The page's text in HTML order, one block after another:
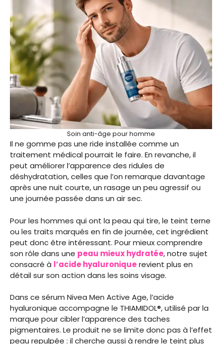
Soin anti-âge pour homme
Il ne gomme pas une ride installée comme un
traitement médical pourrait le faire. En revanche, il
peut améliorer l’apparence des ridules de
déshydratation, celles que l’on remarque davantage
après une nuit courte, un rasage un peu agressif ou
une journée passée dans un air sec.
Pour les hommes qui ont la peau qui tire, le teint terne
ou les traits marqués en fin de journée, cet ingrédient
peut donc être intéressant. Pour mieux comprendre
son rôle dans une peau mieux hydratée, notre sujet
consacré à l’acide hyaluroniquerevient plus en
détail sur son action dans les soins visage.
Dans ce sérum Nivea Men Active Age, l’acide
hyaluronique accompagne le THIAMIDOL®, utilisé par la
marque pour cibler l’apparence des taches
pigmentaires. Le produit ne se limite donc pas à l’effet
peau repulpée : il cherche aussi à rendre le teint plus